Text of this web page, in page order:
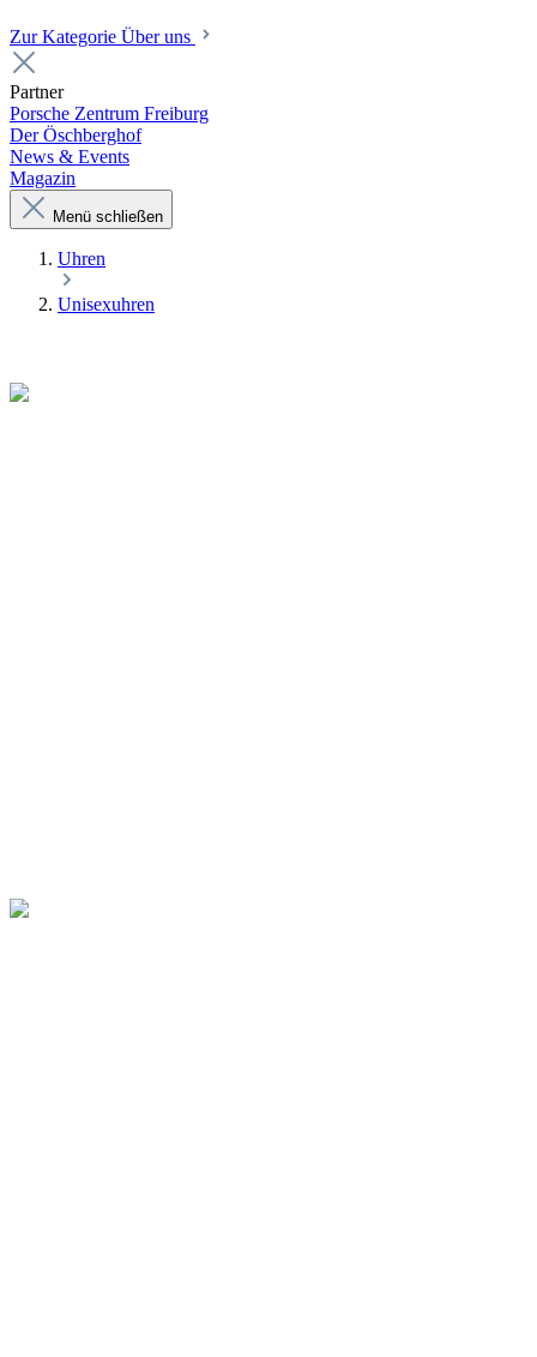
Zur Kategorie Über uns
Partner
Porsche Zentrum Freiburg
Der Öschberghof
News & Events
Magazin
Menü schließen
Uhren
Unisexuhren